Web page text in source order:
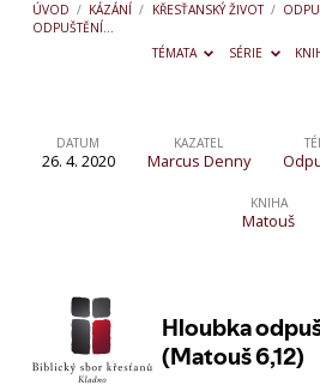
ÚVOD / KÁZÁNÍ / KŘESŤANSKÝ ŽIVOT /
ODPUŠTĚNÍ…
TÉMATA
SÉRIE
Hloubka
DATUM
26. 4. 2020
KAZATEL
Marcus Denny
KNIHA
Matouš